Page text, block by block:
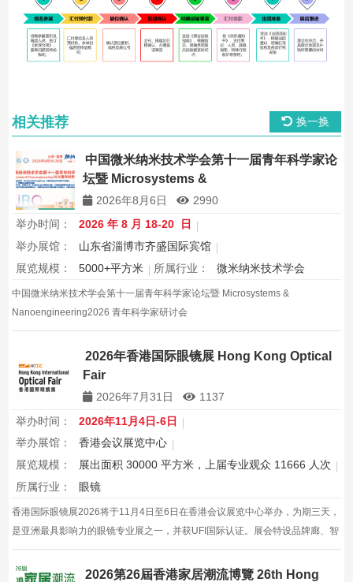
相关推荐 换一换
中国微米纳米技术学会第十一届青年科学家论
坛暨 Microsystems &
Nanoengineering2026 青年科学家研讨会
2026年8月6日
2990
举办时间：
2026 年 8 月 18-20 日
举办展馆：
山东省淄博市齐盛国际宾馆
展览规模：
5000+平方米 所属行业： 微米纳米技术学会
中国微米纳米技术学会第十一届青年科学家论坛暨 Microsystems &
Nanoengineering2026 青年科学家研讨会
2026年香港国际眼镜展 Hong Kong Optical
Fair
2026年7月31日
1137
举办时间：
2026年11月4日-6日
举办展馆：
香港会议展览中心
展览规模：
展出面积 30000 平方米，上届专业观众 11666 人次
所属行业：
眼镜
香港国际眼镜展2026将于11月4日至6日在香港会议展览中心举办，为期三天，
是亚洲最具影响力的眼镜专业展之一，并获UFI国际认证。展会特设品牌廊、智
能眼镜专区与多国展馆，汇聚全球视光产品供应商，并配套眼镜汇演与行业论
坛，为展商与买家创造高效的跨境商贸与合作机…
2026第26屆香港家居潮流博覽 26th Hong